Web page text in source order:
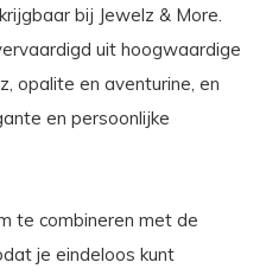
bij Jewelz & More.
uit hoogwaardige
opalite en aventurine, en
en persoonlijke
te combineren met de
je eindeloos kunt